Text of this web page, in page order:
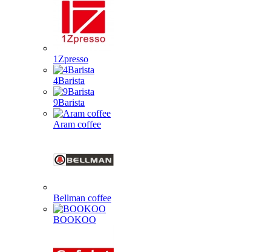
1Zpresso
4Barista
9Barista
Aram coffee
Bellman coffee
BOOKOO